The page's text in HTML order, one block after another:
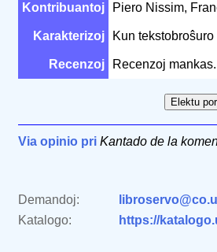
Kontribuantoj Piero Nissim,
Karakterizoj Kun tekstobroŝuro
Recenzoj Recenzoj mankas.
Via opinio pri Kantado de la
Demandoj:
Katalogo:
https://